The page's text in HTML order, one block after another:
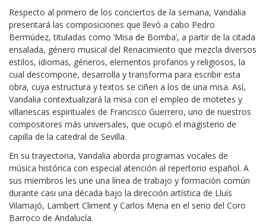
Respecto al primero de los conciertos de la semana, Vandalia
presentará las composiciones que llevó a cabo Pedro
Bermúdez, tituladas como ‘Misa de Bomba’, a partir de la citada
ensalada, género musical del Renacimiento que mezcla diversos
estilos, idiomas, géneros, elementos profanos y religiosos, la
cual descompone, desarrolla y transforma para escribir esta
obra, cuya estructura y textos se ciñen a los de una misa. Así,
Vandalia contextualizará la misa con el empleo de motetes y
villanescas espirituales de Francisco Guerrero, uno de nuestros
compositores más universales, que ocupó el magisterio de
capilla de la catedral de Sevilla.
En su trayectoria, Vandalia aborda programas vocales de
música histórica con especial atención al repertorio español. A
sus miembros les une una línea de trabajo y formación común
durante casi una década bajo la dirección artística de Lluís
Vilamajó, Lambert Climent y Carlos Mena en el seno del Coro
Barroco de Andalucía.